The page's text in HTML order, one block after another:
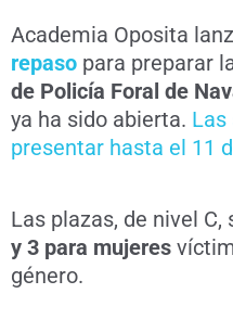
Academia Oposita
repaso para preparar
de Policía Foral de
ya ha sido abierta. Las
presentar hasta el 11
Las plazas, de nivel C,
y 3 para mujeres
género.